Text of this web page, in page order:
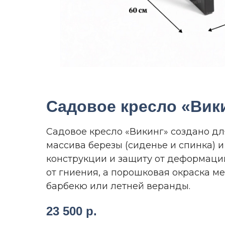
Садовое кресло
Садовое кресло «Викинг» создано
массива березы (сиденье и спинка)
конструкции и защиту от
от гниения, а порошковая окраска
барбекю или летней веранды.
23 500 р.